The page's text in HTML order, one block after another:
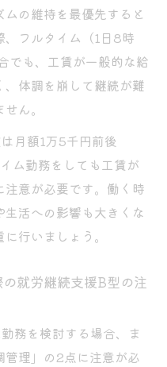
の維持を最優先すると
、フルタイム（1日8時
でも、工賃が一般的な給
体調を崩して継続が難
ん。
月額1万5千円前後
ム勤務をしても工賃が
意が必要です。働く時
活への影響も大きくな
行いましょう。
就労継続支援B型の注
務を検討する場合、ま
理」の2点に注意が必